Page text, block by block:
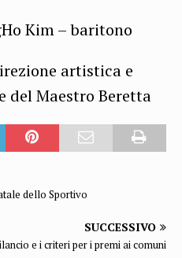
Kim – baritono
artistica e
del Maestro Beretta
dello Sportivo
SUCCESSIVO
e i criteri per i premi ai comuni